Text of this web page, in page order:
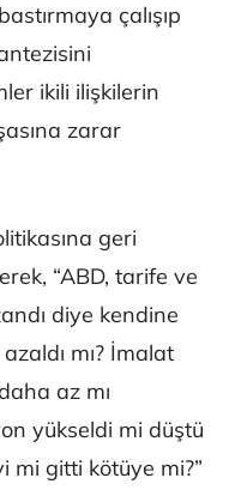
çalışıp
ikili ilişkilerin
zarar
geri
“ABD, tarife ve
diye kendine
mı? İmalat
az mı
yükseldi mi düştü
mi gitti kötüye mi?”